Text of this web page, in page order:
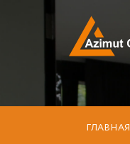
ГЛАВНАЯ